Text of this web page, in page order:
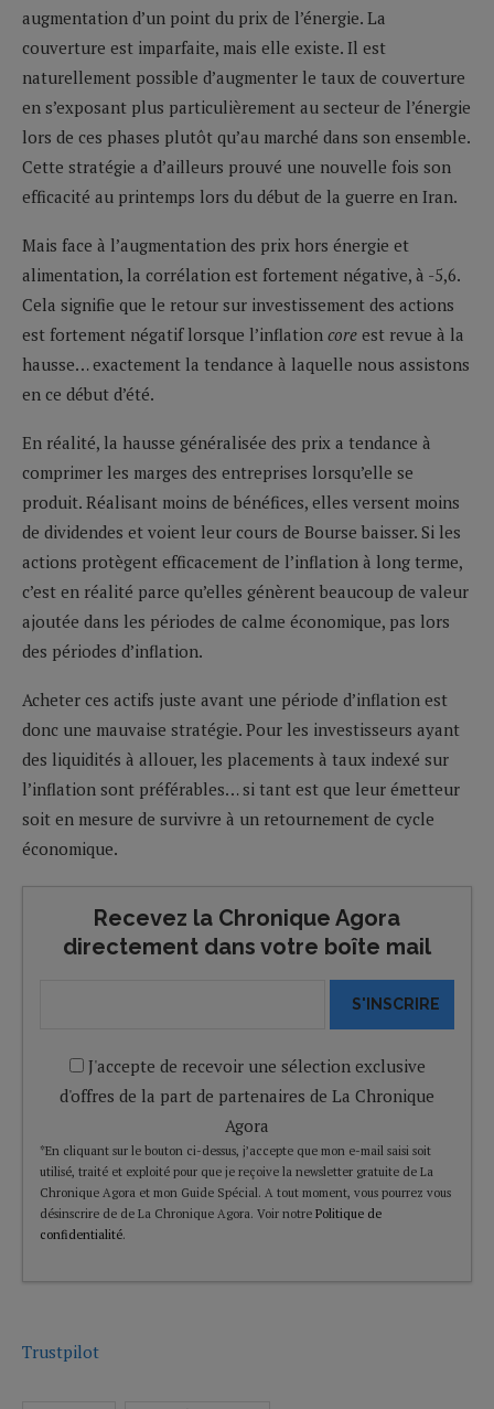
augmentation d’un point du prix de l’énergie. La
couverture est imparfaite, mais elle existe. Il est
naturellement possible d’augmenter le taux de couverture
en s’exposant plus particulièrement au secteur de l’énergie
lors de ces phases plutôt qu’au marché dans son ensemble.
Cette stratégie a d’ailleurs prouvé une nouvelle fois son
efficacité au printemps lors du début de la guerre en Iran.
Mais face à l’augmentation des prix hors énergie et
alimentation, la corrélation est fortement négative, à -5,6.
Cela signifie que le retour sur investissement des actions
est fortement négatif lorsque l’inflation core est revue à la
hausse… exactement la tendance à laquelle nous assistons
en ce début d’été.
En réalité, la hausse généralisée des prix a tendance à
comprimer les marges des entreprises lorsqu’elle se
produit. Réalisant moins de bénéfices, elles versent moins
de dividendes et voient leur cours de Bourse baisser. Si les
actions protègent efficacement de l’inflation à long terme,
c’est en réalité parce qu’elles génèrent beaucoup de valeur
ajoutée dans les périodes de calme économique, pas lors
des périodes d’inflation.
Acheter ces actifs juste avant une période d’inflation est
donc une mauvaise stratégie. Pour les investisseurs ayant
des liquidités à allouer, les placements à taux indexé sur
l’inflation sont préférables… si tant est que leur émetteur
soit en mesure de survivre à un retournement de cycle
économique.
Recevez la Chronique Agora
directement dans votre boîte mail
S'INSCRIRE
J'accepte de recevoir une sélection exclusive
d'offres de la part de partenaires de La Chronique
Agora
*En cliquant sur le bouton ci-dessus, j’accepte que mon e-mail saisi soit
utilisé, traité et exploité pour que je reçoive la newsletter gratuite de La
Chronique Agora et mon Guide Spécial. A tout moment, vous pourrez vous
désinscrire de de La Chronique Agora. Voir notre Politique de
confidentialité.
Trustpilot